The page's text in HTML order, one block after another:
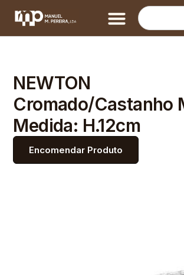
NEWTON
Cromado/Castanho
Medida: H.12cm
Encomendar Produto